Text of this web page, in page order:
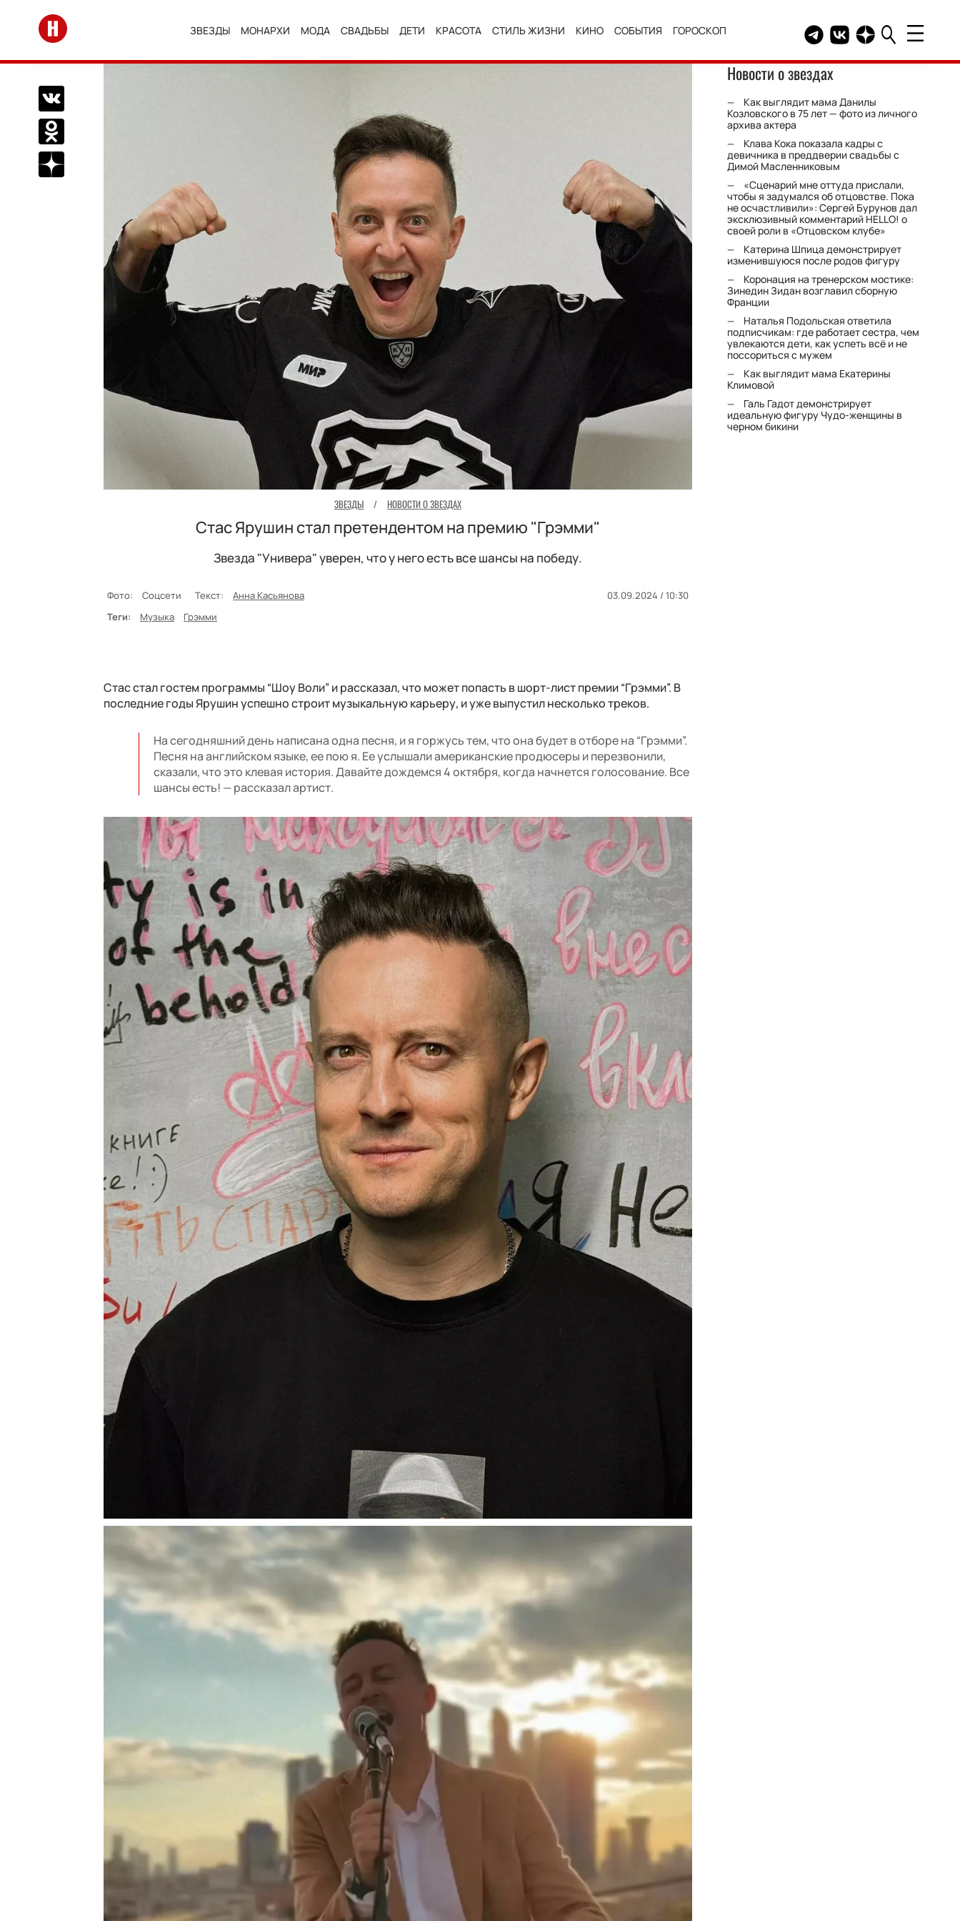
Перейти на главную
ЗВЕЗДЫ МОНАРХИ МОДА СВАДЬБЫ ДЕТИ КРАСОТА СТИЛЬ ЖИЗНИ КИНО СОБЫТИЯ ГОРОСКОП Telegram канал HELLO
Группа HELLO
Канал HELLO в
Поделиться Вконтакте
Поделиться в Одноклассниках
Подписаться на нас в Дзен
ЗВЕЗДЫ / НОВОСТИ О ЗВЕЗДАХ
Стас Ярушин стал претендентом на премию "Грэмми"
Звезда "Универа" уверен, что у него есть все шансы на победу.
Фото: Соцсети Текст: Анна Касьянова
03.09.2024 / 10:30
Теги:
Музыка Грэмми
Стас стал гостем программы “Шоу Воли” и рассказал, что может попасть в шорт-лист премии “Грэмми”. В
последние годы Ярушин успешно строит музыкальную карьеру, и уже выпустил несколько треков.
На сегодняшний день написана одна песня, и я горжусь тем, что она будет в отборе на “Грэмми”.
Песня на английском языке, ее пою я. Ее услышали американские продюсеры и перезвонили,
сказали, что это клевая история. Давайте дождемся 4 октября, когда начнется голосование. Все
шансы есть! — рассказал артист.
Новости о звездах
Как выглядит мама Данилы
Козловского в 75 лет — фото из личного
архива актера
Клава Кока показала кадры с
девичника в преддверии свадьбы с
Димой Масленниковым
«Сценарий мне оттуда прислали,
чтобы я задумался об отцовстве. Пока
не осчастливили»: Сергей Бурунов дал
эксклюзивный комментарий HELLO! о
своей роли в «Отцовском клубе»
Катерина Шпица демонстрирует
изменившуюся после родов фигуру
Коронация на тренерском мостике:
Зинедин Зидан возглавил сборную
Франции
Наталья Подольская ответила
подписчикам: где работает сестра, чем
увлекаются дети, как успеть всё и не
поссориться с мужем
Как выглядит мама Екатерины
Климовой
Галь Гадот демонстрирует
идеальную фигуру Чудо-женщины в
черном бикини